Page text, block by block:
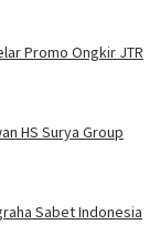
Promo Ongkir JTR
HS Surya Group
Sabet Indonesia